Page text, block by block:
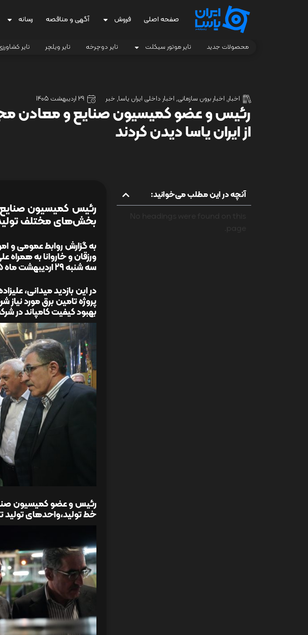
صفحه اصلی فروش آگهی و مناقصه رسانه
محصولات جدید تایر موتور سیکلت تایر دوچرخه تایر ویلچر تایر
اخبار, اخبار برون سازمانی, اخبار داخلی ایران یاسا, خبر 29 اردیبهشت 1405
رئیس و عضو کمیسیون صنایع و معادن
از ایران یاسا دیدن کردند
آنچه در این مطلب می‌خوانید:
رئیس کمیسیون
بخش‌های مختلف تولید
به گزارش روابط عمومی و
ورزقان و خاروانا به
سه شنبه 29 اردیبهشت ماه 1405 از روند تولید محصول و طرح های توسعه ای شرکت ایران یاسا تایر و رابر دیدن کردند.
در این بازدید میدانی،
بهبود کیفیت کامپاند در
رئیس و عضو کمیسیون
خط تولید،واحدهای